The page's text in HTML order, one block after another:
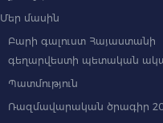
Մեր մասին
Բարի գալուստ Հայաստանի
գեղարվեստի պետական
Պատմություն
Ռազմավարական ծրագիր